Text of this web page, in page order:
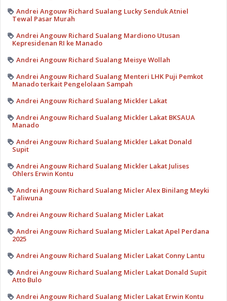
Andrei Angouw Richard Sualang Lucky Senduk Atniel
Tewal Pasar Murah
Andrei Angouw Richard Sualang Mardiono Utusan
Kepresidenan RI ke Manado
Andrei Angouw Richard Sualang Meisye Wollah
Andrei Angouw Richard Sualang Menteri LHK Puji Pemkot
Manado terkait Pengelolaan Sampah
Andrei Angouw Richard Sualang Mickler Lakat
Andrei Angouw Richard Sualang Mickler Lakat BKSAUA
Manado
Andrei Angouw Richard Sualang Mickler Lakat Donald
Supit
Andrei Angouw Richard Sualang Mickler Lakat Julises
Ohlers Erwin Kontu
Andrei Angouw Richard Sualang Micler Alex Binilang Meyki
Taliwuna
Andrei Angouw Richard Sualang Micler Lakat
Andrei Angouw Richard Sualang Micler Lakat Apel Perdana
2025
Andrei Angouw Richard Sualang Micler Lakat Conny Lantu
Andrei Angouw Richard Sualang Micler Lakat Donald Supit
Atto Bulo
Andrei Angouw Richard Sualang Micler Lakat Erwin Kontu